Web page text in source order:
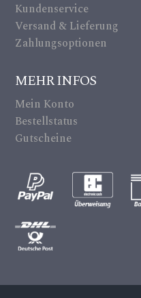
a_
alt
Kundenservice
Versand & Lieferung
Zahlungsoptionen
MEHR INFOS
Mein Konto
Bestellstatus
Gutscheine